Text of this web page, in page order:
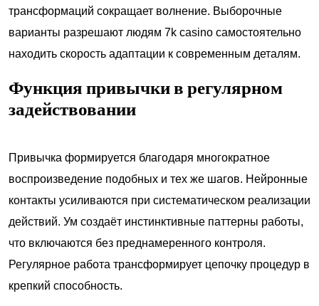
трансформаций сокращает волнение. Выборочные
варианты разрешают людям 7k casino самостоятельно
находить скорость адаптации к современным деталям.
Функция привычки в регулярном
задействовании
Привычка формируется благодаря многократное
воспроизведение подобных и тех же шагов. Нейронные
контакты усиливаются при систематическом реализации
действий. Ум создаёт инстинктивные паттерны работы,
что включаются без преднамеренного контроля.
Регулярное работа трансформирует цепочку процедур в
крепкий способность.